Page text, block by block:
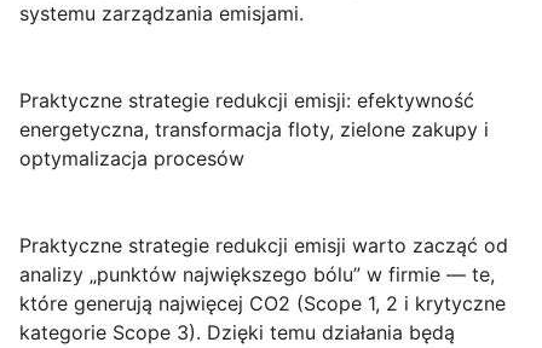
systemu zarządzania emisjami.
Praktyczne strategie redukcji emisji: efektywność
energetyczna, transformacja floty, zielone zakupy i
optymalizacja procesów
Praktyczne strategie redukcji emisji warto zacząć od
analizy „punktów największego bólu” w firmie — te,
które generują najwięcej CO2 (Scope 1, 2 i krytyczne
kategorie Scope 3). Dzięki temu działania będą